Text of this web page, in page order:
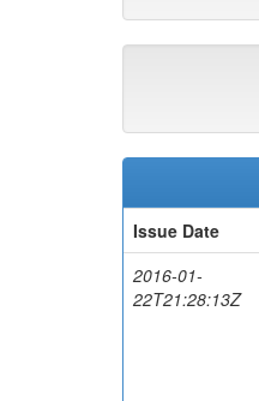
Issue Date
2016-01-
22T21:28:13Z